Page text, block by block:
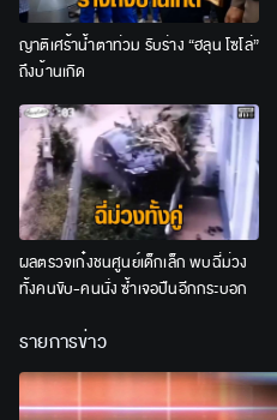
ญาติเศร้าน้ำตาท่วม รับร่าง “ฮลุน โซโล่”
ถึงบ้านเกิด
ผลตรวจเก๋งชนศูนย์เด็กเล็ก พบฉี่ม่วง
ทั้งคนขับ-คนนั่ง ซ้ำเจอปืนอีกกระบอก
รายการข่าว